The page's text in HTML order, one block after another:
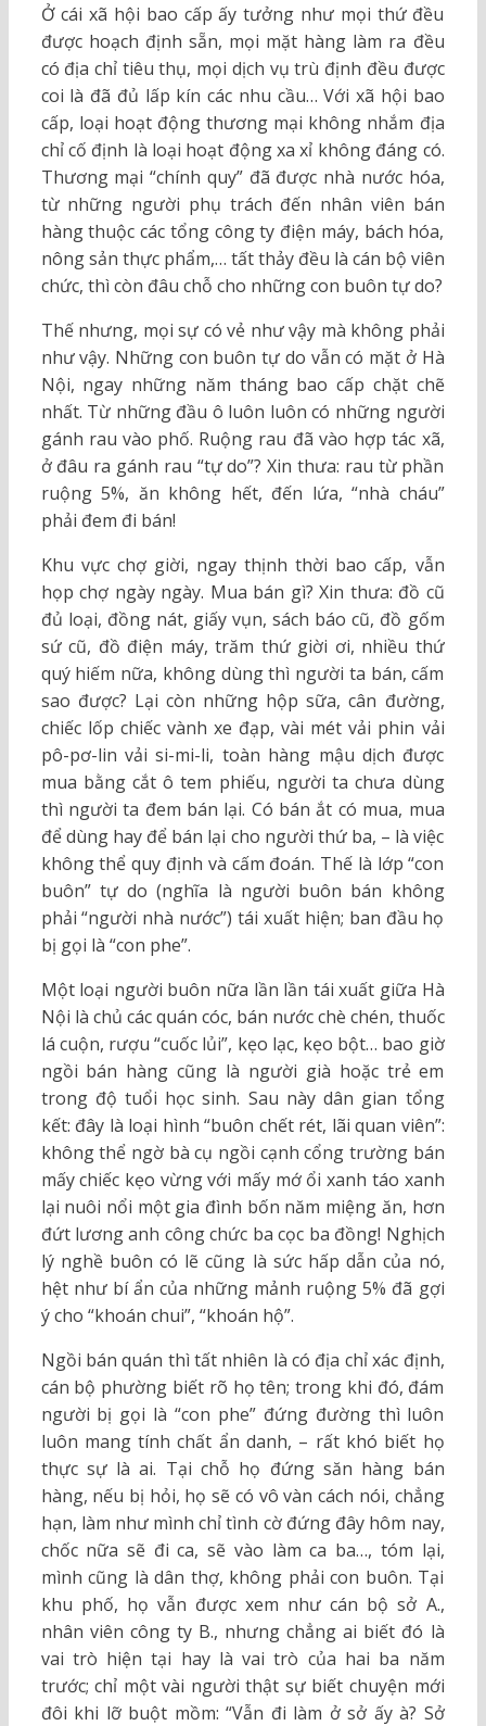
Ở cái xã hội bao cấp ấy tưởng như mọi thứ đều
được hoạch định sẵn, mọi mặt hàng làm ra đều
có địa chỉ tiêu thụ, mọi dịch vụ trù định đều được
coi là đã đủ lấp kín các nhu cầu… Với xã hội bao
cấp, loại hoạt động thương mại không nhắm địa
chỉ cố định là loại hoạt động xa xỉ không đáng có.
Thương mại “chính quy” đã được nhà nước hóa,
từ những người phụ trách đến nhân viên bán
hàng thuộc các tổng công ty điện máy, bách hóa,
nông sản thực phẩm,… tất thảy đều là cán bộ viên
chức, thì còn đâu chỗ cho những con buôn tự do?
Thế nhưng, mọi sự có vẻ như vậy mà không phải
như vậy. Những con buôn tự do vẫn có mặt ở Hà
Nội, ngay những năm tháng bao cấp chặt chẽ
nhất. Từ những đầu ô luôn luôn có những người
gánh rau vào phố. Ruộng rau đã vào hợp tác xã,
ở đâu ra gánh rau “tự do”? Xin thưa: rau từ phần
ruộng 5%, ăn không hết, đến lứa, “nhà cháu”
phải đem đi bán!
Khu vực chợ giời, ngay thịnh thời bao cấp, vẫn
họp chợ ngày ngày. Mua bán gì? Xin thưa: đồ cũ
đủ loại, đồng nát, giấy vụn, sách báo cũ, đồ gốm
sứ cũ, đồ điện máy, trăm thứ giời ơi, nhiều thứ
quý hiếm nữa, không dùng thì người ta bán, cấm
sao được? Lại còn những hộp sữa, cân đường,
chiếc lốp chiếc vành xe đạp, vài mét vải phin vải
pô-pơ-lin vải si-mi-li, toàn hàng mậu dịch được
mua bằng cắt ô tem phiếu, người ta chưa dùng
thì người ta đem bán lại. Có bán ắt có mua, mua
để dùng hay để bán lại cho người thứ ba, – là việc
không thể quy định và cấm đoán. Thế là lớp “con
buôn” tự do (nghĩa là người buôn bán không
phải “người nhà nước”) tái xuất hiện; ban đầu họ
bị gọi là “con phe”.
Một loại người buôn nữa lần lần tái xuất giữa Hà
Nội là chủ các quán cóc, bán nước chè chén, thuốc
lá cuộn, rượu “cuốc lủi”, kẹo lạc, kẹo bột… bao giờ
ngồi bán hàng cũng là người già hoặc trẻ em
trong độ tuổi học sinh. Sau này dân gian tổng
kết: đây là loại hình “buôn chết rét, lãi quan viên”:
không thể ngờ bà cụ ngồi cạnh cổng trường bán
mấy chiếc kẹo vừng với mấy mớ ổi xanh táo xanh
lại nuôi nổi một gia đình bốn năm miệng ăn, hơn
đứt lương anh công chức ba cọc ba đồng! Nghịch
lý nghề buôn có lẽ cũng là sức hấp dẫn của nó,
hệt như bí ẩn của những mảnh ruộng 5% đã gợi
ý cho “khoán chui”, “khoán hộ”.
Ngồi bán quán thì tất nhiên là có địa chỉ xác định,
cán bộ phường biết rõ họ tên; trong khi đó, đám
người bị gọi là “con phe” đứng đường thì luôn
luôn mang tính chất ẩn danh, – rất khó biết họ
thực sự là ai. Tại chỗ họ đứng săn hàng bán
hàng, nếu bị hỏi, họ sẽ có vô vàn cách nói, chẳng
hạn, làm như mình chỉ tình cờ đứng đây hôm nay,
chốc nữa sẽ đi ca, sẽ vào làm ca ba…, tóm lại,
mình cũng là dân thợ, không phải con buôn. Tại
khu phố, họ vẫn được xem như cán bộ sở A.,
nhân viên công ty B., nhưng chẳng ai biết đó là
vai trò hiện tại hay là vai trò của hai ba năm
trước; chỉ một vài người thật sự biết chuyện mới
đôi khi lỡ buột mồm: “Vẫn đi làm ở sở ấy à? Sở